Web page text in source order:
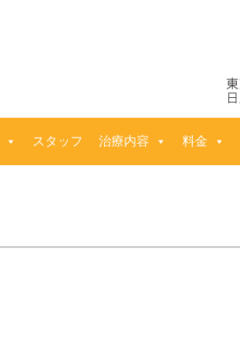
ン
スタッフ 治療内容 料金